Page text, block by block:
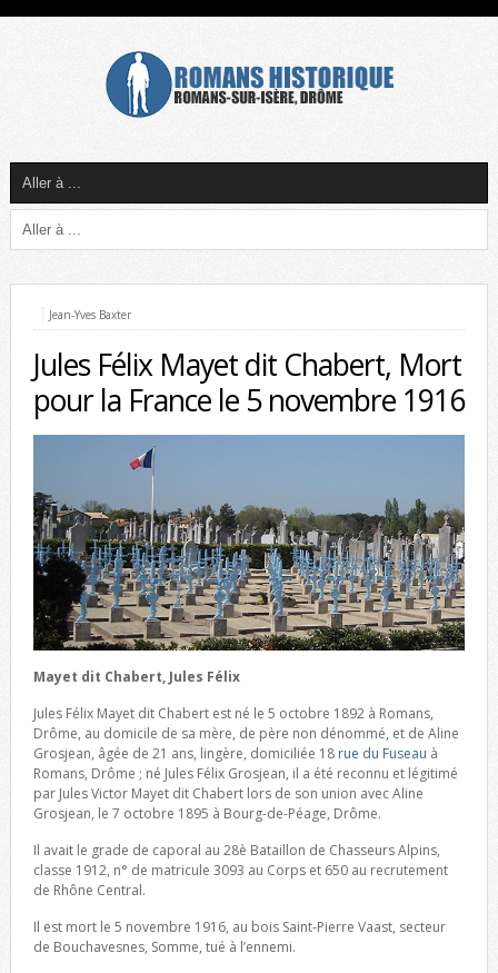
Jean-Yves Baxter
Jules Félix Mayet dit Chabert, Mort
pour la France le 5 novembre 1916
Mayet dit Chabert, Jules Félix
Jules Félix Mayet dit Chabert est né le 5 octobre 1892 à Romans,
Drôme, au domicile de sa mère, de père non dénommé, et de Aline
Grosjean, âgée de 21 ans, lingère, domiciliée 18 rue du Fuseau à
Romans, Drôme ; né Jules Félix Grosjean, il a été reconnu et légitimé
par Jules Victor Mayet dit Chabert lors de son union avec Aline
Grosjean, le 7 octobre 1895 à Bourg-de-Péage, Drôme.
Il avait le grade de caporal au 28è Bataillon de Chasseurs Alpins,
classe 1912, n° de matricule 3093 au Corps et 650 au recrutement
de Rhône Central.
Il est mort le 5 novembre 1916, au bois Saint-Pierre Vaast, secteur
de Bouchavesnes, Somme, tué à l’ennemi.